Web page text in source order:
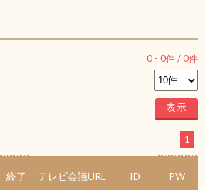
0 - 0件 /0件
1
終了 テレビ会議URL ID PW